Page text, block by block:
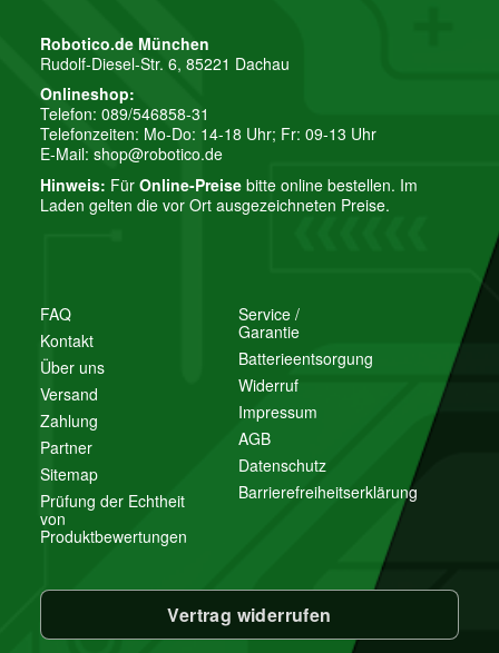
FAQ
Kontakt
Über uns
Versand
Zahlung
Partner
Sitemap
Prüfung der Echtheit
von
Produktbewertungen
Service /
Garantie
Batterieentsorgung
Widerruf
Impressum
AGB
Datenschutz
Barrierefreiheitserklärung
Robotico.de München
Rudolf-Diesel-Str. 6, 85221 Dachau
Onlineshop:
Telefon: 089/546858-31
Telefonzeiten: Mo-Do: 14-18 Uhr; Fr: 09-13 Uhr
E-Mail: shop@robotico.de
Hinweis: Für Online-Preise bitte online bestellen. Im
Laden gelten die vor Ort ausgezeichneten Preise.
Vertrag widerrufen